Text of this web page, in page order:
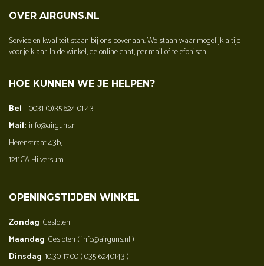
OVER AIRGUNS.NL
Service en kwaliteit staan bij ons bovenaan. We staan waar mogelijk altijd
voor je klaar. In de winkel, de online chat, per mail of telefonisch.
HOE KUNNEN WE JE HELPEN?
Bel: +0031 (0)35 624 01 43
Mail:: info@airguns.nl
Herenstraat 43b,
1211CA Hilversum
OPENINGSTIJDEN WINKEL
Zondag: Gesloten
Maandag: Gesloten ( info@airguns.nl )
Dinsdag: 10.30-17:00 ( 035-6240143 )